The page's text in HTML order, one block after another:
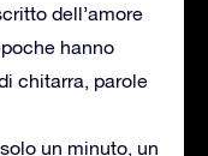
dell’amore
hanno
chitarra, parole
un minuto, un